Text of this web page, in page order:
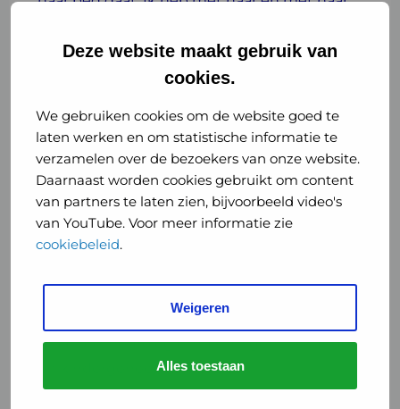
Deze website maakt gebruik van
cookies.
We gebruiken cookies om de website goed te
laten werken en om statistische informatie te
verzamelen over de bezoekers van onze website.
Daarnaast worden cookies gebruikt om content
van partners te laten zien, bijvoorbeeld video's
van YouTube. Voor meer informatie zie
cookiebeleid.
Weigeren
Alles toestaan
haar vermoeidheid door de medicijnen
kwam. Samen hebben we toen een
toetsen. ”
Waarom koos je voor de
jeugdgezondheidszorg?
op wilde. Ik vond gynaecologie interessant,
maar ook neurologie, huisartsgeneeskunde
en kindergeneeskunde. De
jeugdgezondheidszorg kende ik helemaal